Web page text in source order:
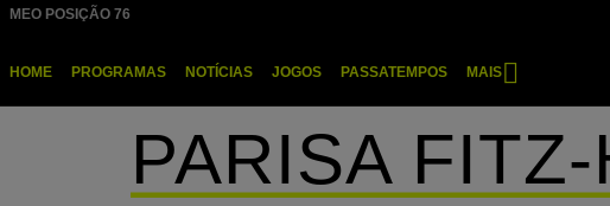
Passar
MEO POSIÇÃO 76
NOS POSIÇÃO 90
principal
HOME PROGRAMAS NOTÍCIAS JOGOS PASSATEMPOS MAIS
PARISA